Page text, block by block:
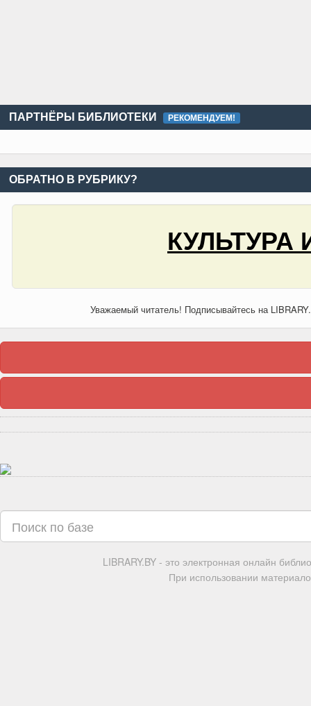
ПАРТНЁРЫ БИБЛИОТЕКИ РЕКОМЕНДУЕМ!
ОБРАТНО В РУБРИКУ?
КУЛЬТУРА
Уважаемый читатель! Подписывайтесь на
LIBRARY.BY - это электронная онлайн
При использовании